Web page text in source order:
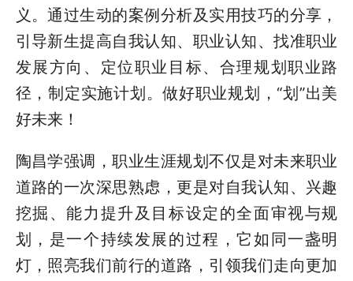
义。通过生动的案例分析及实用技巧的分享，
引导新生提高自我认知、职业认知、找准职业
发展方向、定位职业目标、合理规划职业路
径，制定实施计划。做好职业规划，“划”出美
好未来！
陶昌学强调，职业生涯规划不仅是对未来职业
道路的一次深思熟虑，更是对自我认知、兴趣
挖掘、能力提升及目标设定的全面审视与规
划，是一个持续发展的过程，它如同一盏明
灯，照亮我们前行的道路，引领我们走向更加